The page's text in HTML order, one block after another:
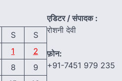
S
S
1
2
8
9
एडिटर / संपादक :
रोशनी देवी
फ़ोन:
+91-7451 979 235